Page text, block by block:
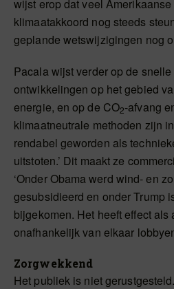
wijst erop dat veel
klimaatakkoord nog steeds
geplande wetswijzigingen nog
Pacala wijst verder op de
ontwikkelingen op het gebied
energie, en op de CO2-afvang
klimaatneutrale methoden zijn
rendabel geworden als
uitstoten.’ Dit maakt ze
‘Onder Obama werd wind- en
gesubsidieerd en onder Trump
bijgekomen. Het heeft effect als
onafhankelijk van elkaar
Zorgwekkend
Het publiek is niet